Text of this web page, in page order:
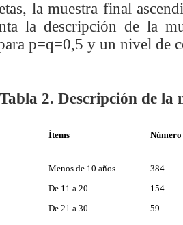
la muestra final
la descripción de la
p=q=0,5 y un nivel de
Tabla 2. Descripción de la
Ítems Número
Menos de 10 años
384
De 11 a 20
154
De 21 a 30
59